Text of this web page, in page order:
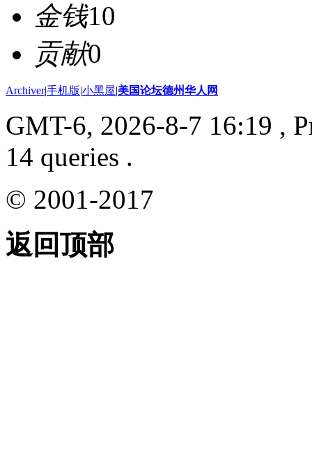
金钱10
贡献0
Archiver|手机版|小黑屋|美国论坛德州华人网
GMT-6, 2026-8-7 16:19 ,
14 queries .
© 2001-2017
返回顶部